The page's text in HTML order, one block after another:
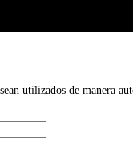
utilizados de manera